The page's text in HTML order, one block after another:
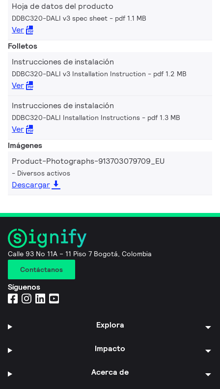
Hoja de datos del producto
DDBC320-DALI v3 spec sheet pdf 1.1 MB
Ver
Folletos
Instrucciones de instalación
DDBC320-DALI v3 Installation Instruction pdf 1.2 MB
Ver
Instrucciones de instalación
DDBC320-DALI Installation Instructions pdf 1.3 MB
Ver
Imágenes
Product-Photographs-913703079709_EU
Diversos activos
Descargar
Calle 93 No 11A – 11 Piso 7 Bogotá, Colombia
Contáctanos
Síguenos
Explora
Impacto
Acerca de